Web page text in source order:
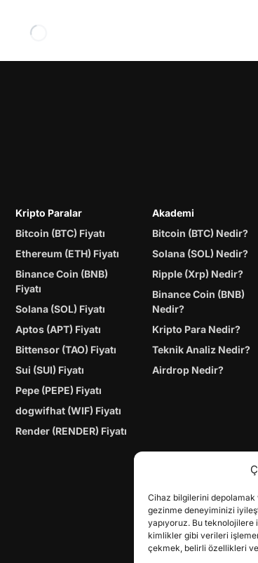
Cihaz bilgilerini
gezinme deneyiminizi
yapıyoruz. Bu teknolojilere
kimlikler gibi verileri
çekmek, belirli özellikleri
Kripto Paralar
Bitcoin (BTC) Fiyatı
Ethereum (ETH) Fiyatı
Binance Coin (BNB)
Fiyatı
Solana (SOL) Fiyatı
Aptos (APT) Fiyatı
Bittensor (TAO) Fiyatı
Sui (SUI) Fiyatı
Pepe (PEPE) Fiyatı
dogwifhat (WIF) Fiyatı
Render (RENDER) Fiyatı
Akademi
Bitcoin (BTC) Nedir?
Solana (SOL) Nedir?
Ripple (Xrp) Nedir?
Binance Coin (BNB)
Nedir?
Kripto Para Nedir?
Teknik Analiz Nedir?
Airdrop Nedir?